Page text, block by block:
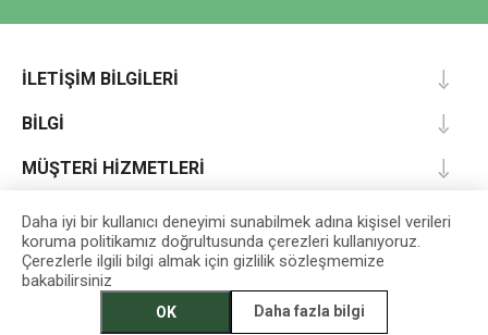
İLETIŞIM BILGILERI
BILGI
MÜŞTERI HIZMETLERI
HESABIM
Designed by
darts
EGET Vakfı İktisadi İşletmesi © 2026 Tüm Hakları Saklıdır.
Daha iyi bir kullanıcı deneyimi sunabilmek adına kişisel verileri
koruma politikamız doğrultusunda çerezleri kullanıyoruz.
Çerezlerle ilgili bilgi almak için gizlilik sözleşmemize
bakabilirsiniz
OK Daha fazla bilgi